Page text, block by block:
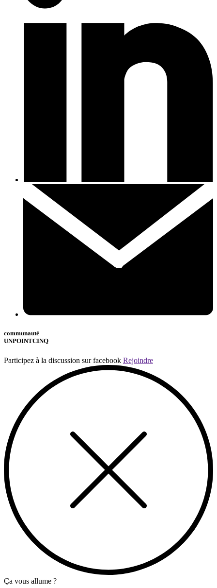
communauté
UNPOINTCINQ
Participez à la discussion sur facebook Rejoindre
Ça vous allume ?